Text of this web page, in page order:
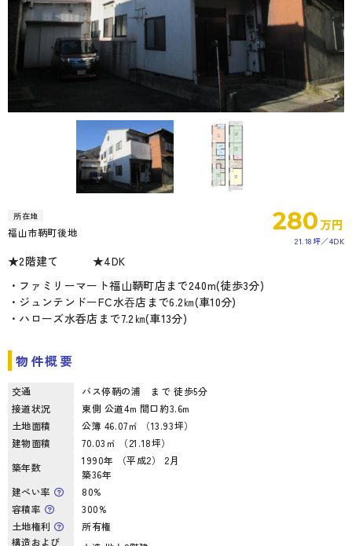
所在地
福山市鞆町後地 280万円
21.18坪 4DK
★2階建て ★4DK
・ファミリーマート福山鞆町店まで240m(徒歩3分)
・ジュンテンドーFC水吞店まで6.2㎞(車10分)
・ハローズ水呑店まで7.2㎞(車13分)
物件概要
交通
バス停鞆の浦 まで 徒歩5分
接道状況
東側 公道4m 間口約3.6m
土地面積
公簿 46.07㎡ （13.93坪）
建物面積
70.03㎡ （21.18坪）
築年数
1990年 （平成2） 2月
築36年
建ぺい率
80%
容積率
300%
土地権利
所有権
構造および